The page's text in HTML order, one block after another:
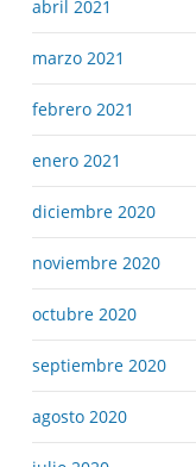
abril 2021
marzo 2021
febrero 2021
enero 2021
diciembre 2020
noviembre 2020
octubre 2020
septiembre 2020
agosto 2020